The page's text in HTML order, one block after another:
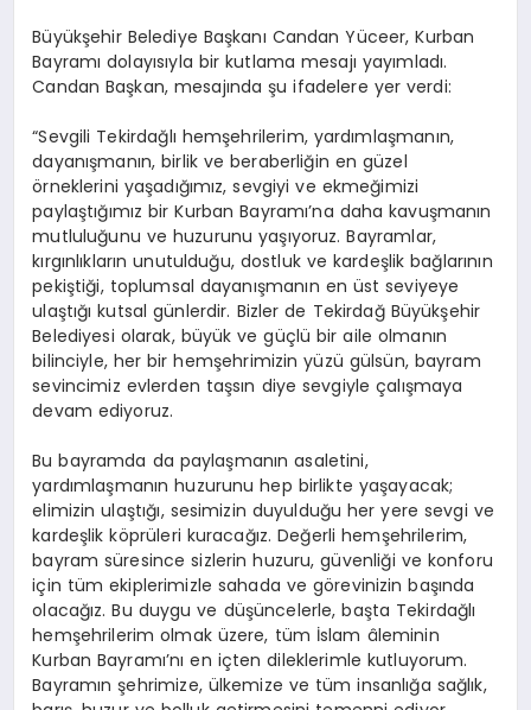
Büyükşehir Belediye Başkanı Candan Yüceer, Kurban
Bayramı dolayısıyla bir kutlama mesajı yayımladı.
Candan Başkan, mesajında şu ifadelere yer verdi:
“Sevgili Tekirdağlı hemşehrilerim, yardımlaşmanın,
dayanışmanın, birlik ve beraberliğin en güzel
örneklerini yaşadığımız, sevgiyi ve ekmeğimizi
paylaştığımız bir Kurban Bayramı’na daha kavuşmanın
mutluluğunu ve huzurunu yaşıyoruz. Bayramlar,
kırgınlıkların unutulduğu, dostluk ve kardeşlik bağlarının
pekiştiği, toplumsal dayanışmanın en üst seviyeye
ulaştığı kutsal günlerdir. Bizler de Tekirdağ Büyükşehir
Belediyesi olarak, büyük ve güçlü bir aile olmanın
bilinciyle, her bir hemşehrimizin yüzü gülsün, bayram
sevincimiz evlerden taşsın diye sevgiyle çalışmaya
devam ediyoruz.
Bu bayramda da paylaşmanın asaletini,
yardımlaşmanın huzurunu hep birlikte yaşayacak;
elimizin ulaştığı, sesimizin duyulduğu her yere sevgi ve
kardeşlik köprüleri kuracağız. Değerli hemşehrilerim,
bayram süresince sizlerin huzuru, güvenliği ve konforu
için tüm ekiplerimizle sahada ve görevinizin başında
olacağız. Bu duygu ve düşüncelerle, başta Tekirdağlı
hemşehrilerim olmak üzere, tüm İslam âleminin
Kurban Bayramı’nı en içten dileklerimle kutluyorum.
Bayramın şehrimize, ülkemize ve tüm insanlığa sağlık,